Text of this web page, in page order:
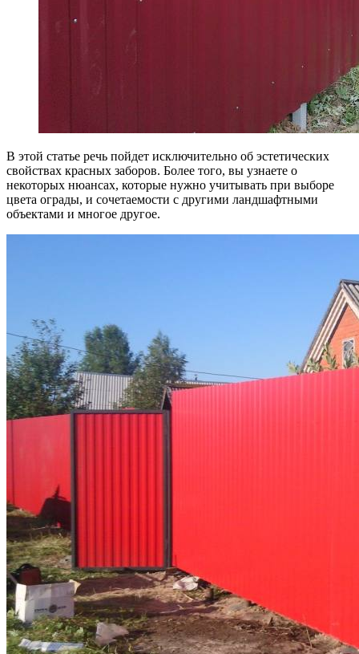
В этой статье речь пойдет исключительно об эстетических
свойствах красных заборов. Более того, вы узнаете о
некоторых нюансах, которые нужно учитывать при выборе
цвета ограды, и сочетаемости с другими ландшафтными
объектами и многое другое.